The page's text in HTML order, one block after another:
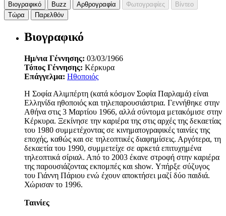
Βιογραφικό Buzz Αρθρογραφία Φωτογραφίες
Βίντεο
Τώρα
Παρελθόν
Βιογραφικό
Ημ/νια Γέννησης: 03/03/1966
Τόπος Γέννησης: Κέρκυρα
Επάγγελμα: Ηθοποιός
Η Σοφία Αλιμπέρτη (κατά κόσμον Σοφία Παρλαμά) είναι
Ελληνίδα ηθοποιός και τηλεπαρουσιάστρια. Γεννήθηκε στην
Αθήνα στις 3 Μαρτίου 1966, αλλά σύντομα μετακόμισε στην
Κέρκυρα. Ξεκίνησε την καριέρα της στις αρχές της δεκαετίας
του 1980 συμμετέχοντας σε κινηματογραφικές ταινίες της
εποχής, καθώς και σε τηλεοπτικές διαφημίσεις. Αργότερα, τη
δεκαετία του 1990, συμμετείχε σε αρκετά επιτυχημένα
τηλεοπτικά σίριαλ. Από το 2003 έκανε στροφή στην καριέρα
της παρουσιάζοντας εκπομπές και show. Υπήρξε σύζυγος
του Γιάννη Πάριου ενώ έχουν αποκτήσει μαζί δύο παιδιά.
Χώρισαν το 1996.
Ταινίες